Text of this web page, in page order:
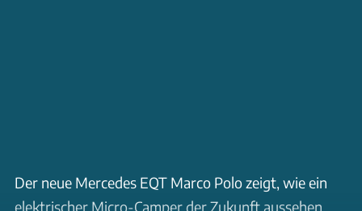
Der neue Mercedes EQT Marco Polo zeigt, wie ein
elektrischer Micro-Camper der Zukunft aussehen